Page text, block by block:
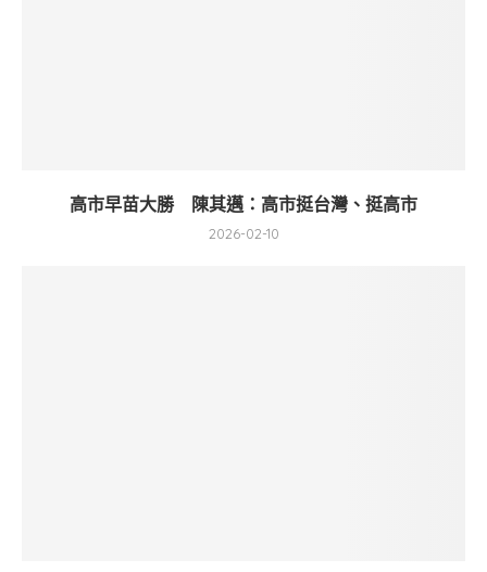
高市早苗大勝 陳其邁：高市挺台灣、挺高市
2026-02-10